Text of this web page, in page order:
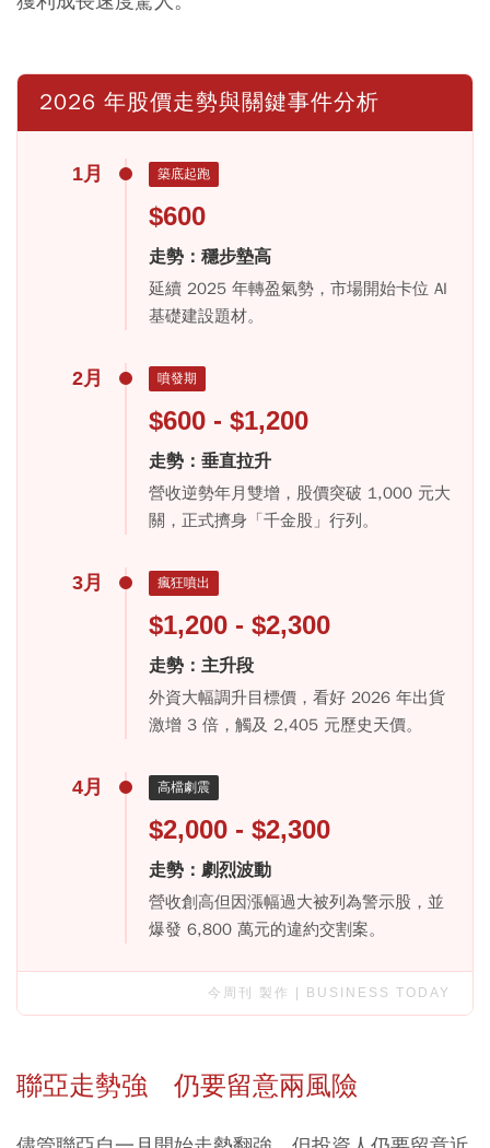
2026 年股價走勢與關鍵事件分析
1月 築底起跑
$600
走勢：穩步墊高
延續 2025 年轉盈氣勢，市場開始卡位 AI
基礎建設題材。
2月 噴發期
$600 - $1,200
走勢：垂直拉升
營收逆勢年月雙增，股價突破 1,000 元大
關，正式擠身「千金股」行列。
3月 瘋狂噴出
$1,200 - $2,300
走勢：主升段
外資大幅調升目標價，看好 2026 年出貨
激增 3 倍，觸及 2,405 元歷史天價。
4月 高檔劇震
$2,000 - $2,300
走勢：劇烈波動
營收創高但因漲幅過大被列為警示股，並
爆發 6,800 萬元的違約交割案。
今周刊 製作 | BUSINESS TODAY
聯亞走勢強 仍要留意兩風險